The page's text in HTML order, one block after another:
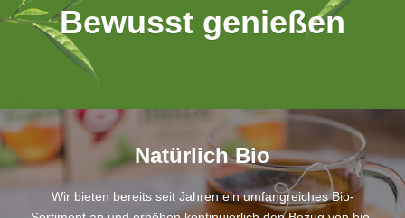
Bewusst genießen
Natürlich Bio
Wir bieten bereits seit Jahren ein umfangreiches Bio-